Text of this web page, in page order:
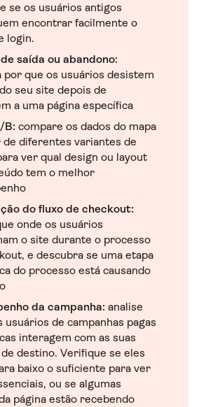
se os usuários antigos
encontrar facilmente o
login.
saída ou abandono:
por que os usuários desistem
seu site depois de
a uma página específica
B: compare os dados do mapa
de diferentes variantes de
ver qual design ou layout
tem o melhor
do fluxo de checkout:
onde os usuários
o site durante o processo
e descubra se uma etapa
do processo está causando
da campanha: analise
usuários de campanhas pagas
interagem com as suas
de destino. Verifique se eles
baixo o suficiente para ver
ou se algumas
página estão recebendo